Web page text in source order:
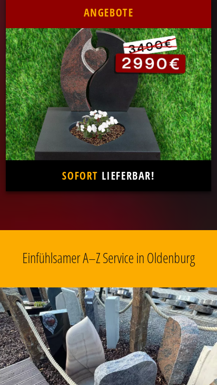
ANGEBOTE
SOFORT LIEFERBAR!
Einfühlsamer A–Z Service in Oldenburg